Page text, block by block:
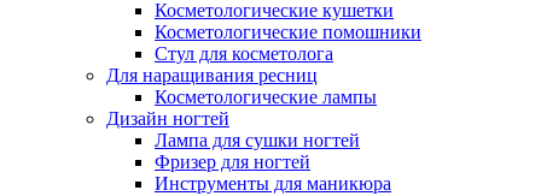
Косметологические кушетки
Косметологические помошники
Стул для косметолога
Для наращивания ресниц
Косметологические лампы
Дизайн ногтей
Лампа для сушки ногтей
Фризер для ногтей
Инструменты для маникюра